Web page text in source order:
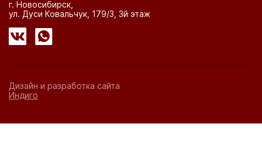
г. Новосибирск,
ул. Дуси Ковальчук, 179/3, 3й этаж
Дизайн и разработка сайта
Индиго